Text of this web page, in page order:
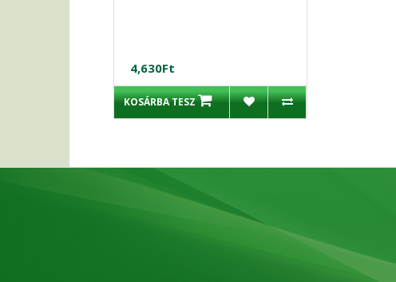
4,630Ft
KOSÁRBA TESZ